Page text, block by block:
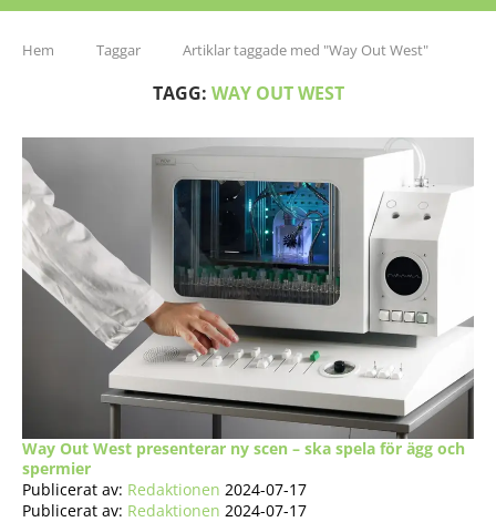
Hem Taggar Artiklar taggade med "Way Out West"
TAGG: WAY OUT WEST
Way Out West presenterar ny scen – ska spela för ägg och
spermier
Publicerat av: Redaktionen 2024-07-17
Publicerat av: Redaktionen 2024-07-17